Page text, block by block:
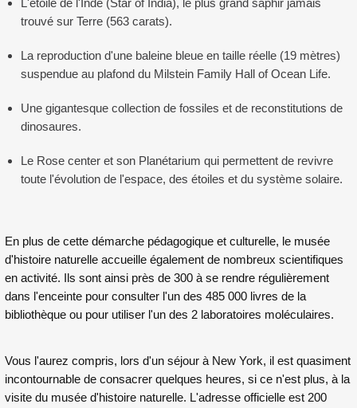
L'étoile de l'Inde (Star of India), le plus grand saphir jamais
trouvé sur Terre (563 carats).
La reproduction d'une baleine bleue en taille réelle (19 mètres)
suspendue au plafond du Milstein Family Hall of Ocean Life.
Une gigantesque collection de fossiles et de reconstitutions de
dinosaures.
Le Rose center et son Planétarium qui permettent de revivre
toute l'évolution de l'espace, des étoiles et du système solaire.
En plus de cette démarche pédagogique et culturelle, le musée
d'histoire naturelle accueille également de nombreux scientifiques
en activité. Ils sont ainsi près de 300 à se rendre régulièrement
dans l'enceinte pour consulter l'un des 485 000 livres de la
bibliothèque ou pour utiliser l'un des 2 laboratoires moléculaires.
Vous l'aurez compris, lors d'un séjour à New York, il est quasiment
incontournable de consacrer quelques heures, si ce n'est plus, à la
visite du musée d'histoire naturelle. L'adresse officielle est 200